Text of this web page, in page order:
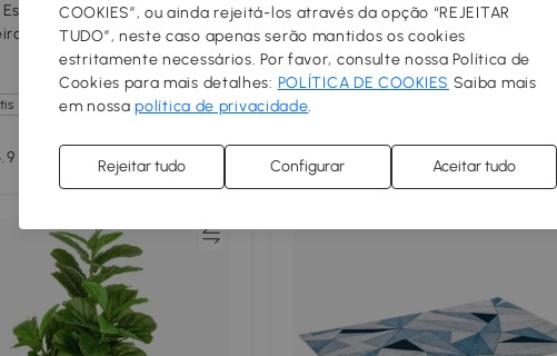
de Pé Espelho de
50x170 cm com Estrutura
Alumínio e Suporte para Sala
exceto as ilhas
HOMCOM Espelho de Pé Espelho
Corpo Inteiro 60x165 cm com
de Liga de Alumínio e Suporte
Quarto Dourado
87,99€
Portes grátis exceto as ilhas
Comparar
COOKIES”, ou ainda rejeitá-los através da opção “REJEITAR
TUDO”, neste caso apenas serão mantidos os cookies
estritamente necessários. Por favor, consulte nossa Política de
Cookies para mais detalhes: POLÍTICA DE COOKIES Saiba mais
em nossapolítica de privacidade.
Rejeitar tudo Configurar Aceitar tudo